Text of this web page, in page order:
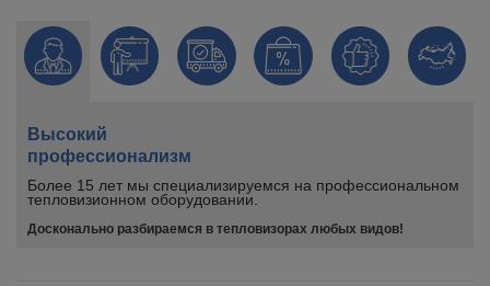
Высокий
профессионализм
Более 15 лет мы специализируемся на профессиональном
тепловизионном оборудовании.
Досконально разбираемся в тепловизорах любых видов!